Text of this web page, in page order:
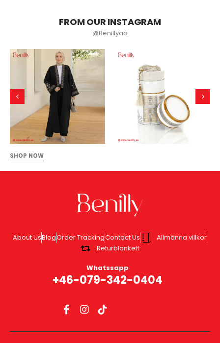
FROM OUR INSTAGRAM
@Benillyab
SHOP NOW
About UsBlogOrder TrackingContact Us
Allmänna villkor
Returblankett
Whatssapp
+46-079-342-0404